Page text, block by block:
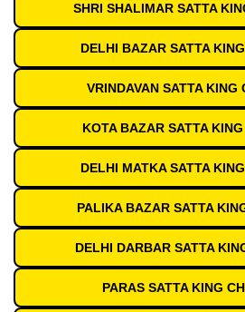
SHRI SHALIMAR SATTA
DELHI BAZAR SATTA
VRINDAVAN SATTA KING
KOTA BAZAR SATTA
DELHI MATKA SATTA
PALIKA BAZAR SATTA
DELHI DARBAR SATTA
PARAS SATTA KING